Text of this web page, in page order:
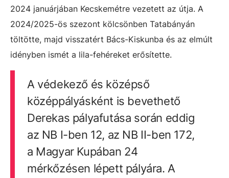
2024 januárjában Kecskemétre vezetett az útja. A
2024/2025-ös szezont kölcsönben Tatabányán
töltötte, majd visszatért Bács-Kiskunba és az elmúlt
idényben ismét a lila-fehéreket erősítette.
A védekező és középső
középpályásként is bevethető
Derekas pályafutása során eddig
az NB I-ben 12, az NB II-ben 172,
a Magyar Kupában 24
mérkőzésen lépett pályára. A